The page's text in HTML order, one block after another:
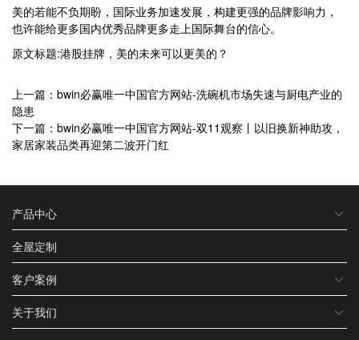
美的若能不负期盼，国际业务加速发展，构建更强的品牌影响力，
也许能给更多国内优秀品牌更多走上国际舞台的信心。
原文标题:港股挂牌，美的未来可以更美的？
上一篇：bwin必赢唯一中国官方网站-洗碗机市场失速与厨电产业的
隐患
下一篇：bwin必赢唯一中国官方网站-双11观察丨以旧换新神助攻，
家居家装品类再迎第二波开门红
产品中心
全屋定制
客户案例
关于我们